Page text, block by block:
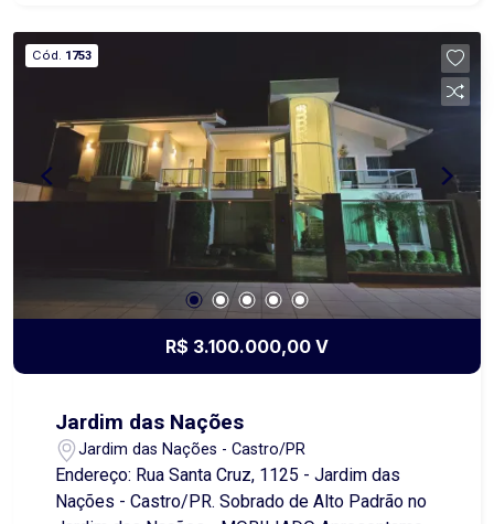
padrão, piscina perfeita para os dias de lazer,
academia privativa, área gourmet ideal para
receber amigos e familiares, acabamentos
modernos e de muito bom gosto. Cada detalhe
foi pensado para oferecer o máximo de conforto
e bem-estar. Um sobrado que combina
sofisticação e funcionalidade em todos os
ambientes. Um Verdadeiro Sonho para Morar!
Agende sua visita com um de nossos corretores!
Cód. 1753
R$ 3.100.000,00 V
Jardim das Nações
Jardim das Nações - Castro/PR
Endereço: Rua Santa Cruz, 1125 - Jardim das
Nações - Castro/PR. Sobrado de Alto Padrão no